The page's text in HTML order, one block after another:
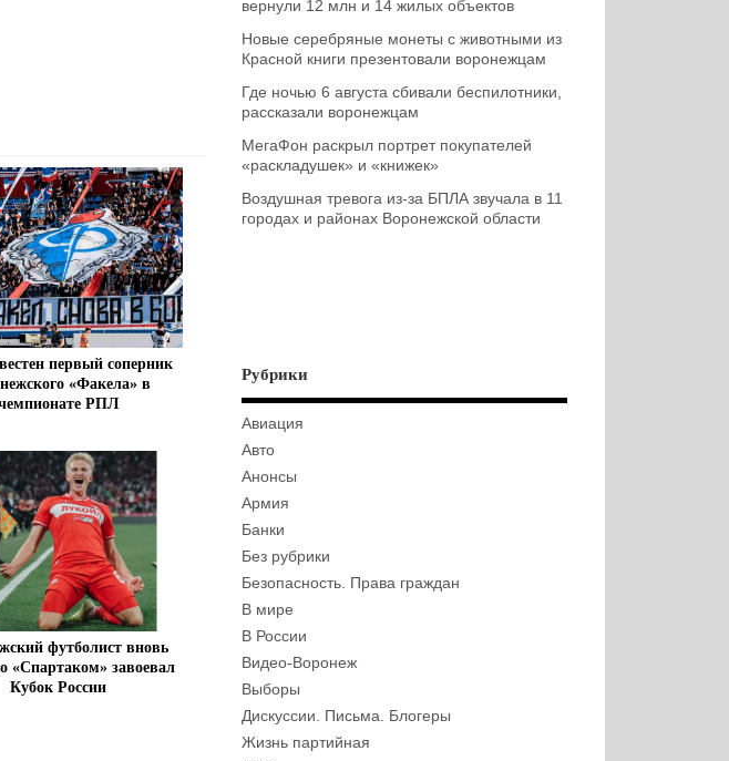
первый соперник
«Факела» в
РПЛ
футболист вновь
«Спартаком» завоевал
Кубок России
вернули 12 млн и 14 жилых объектов
Новые серебряные монеты с животными из
Красной книги презентовали воронежцам
Где ночью 6 августа сбивали беспилотники,
рассказали воронежцам
МегаФон раскрыл портрет покупателей
«раскладушек» и «книжек»
Воздушная тревога из-за БПЛА звучала в 11
городах и районах Воронежской области
Рубрики
Авиация
Авто
Анонсы
Армия
Банки
Без рубрики
Безопасность. Права граждан
В мире
В России
Видео-Воронеж
Выборы
Дискуссии. Письма. Блогеры
Жизнь партийная